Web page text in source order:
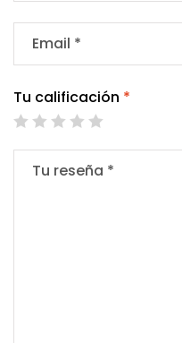
Tu calificación *